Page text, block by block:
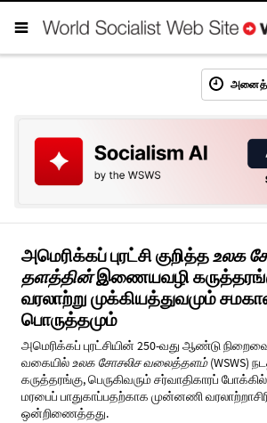
அமெரிக்கப் புரட்சி குறித்தஉலக
தளத்தின்இணையவழி
வரலாற்று முக்கியத்துவமும்
பொருத்தமும்
அமெரிக்கப் புரட்சியின் 250-வது ஆண்டு
வகையில்உலக சோசலிச வலைத்தளம்(WSWS)
கருத்தரங்கு, பெருகிவரும் சர்வாதிகாரப் போக்கில்,
மரபைப் பாதுகாப்பதற்காக முன்னணி
ஒன்றிணைத்தது.